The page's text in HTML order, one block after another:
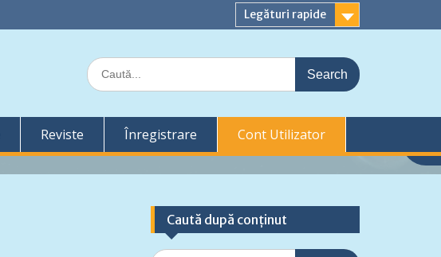
Legături rapide
Search
for:
Reviste Înregistrare Cont Utilizator
Caută după conținut